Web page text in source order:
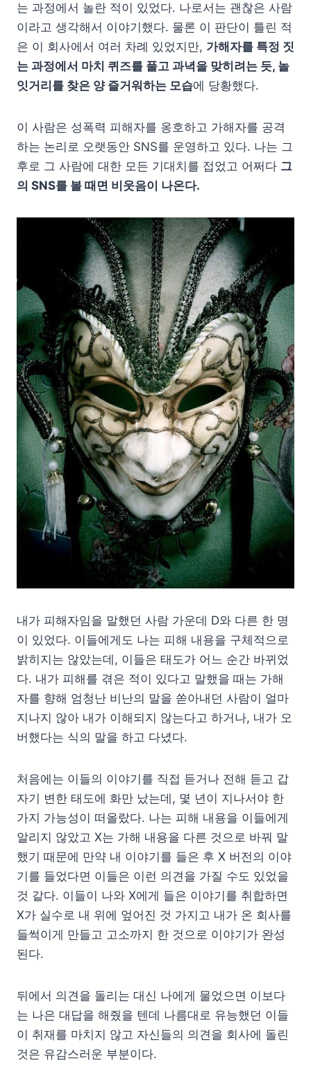
는 과정에서 놀란 적이 있었다. 나로서는 괜찮은 사람
이라고 생각해서 이야기했다. 물론 이 판단이 틀린 적
은 이 회사에서 여러 차례 있었지만, 가해자를 특정 짓
는 과정에서 마치 퀴즈를 풀고 과녁을 맞히려는 듯, 놀
잇거리를 찾은 양 즐거워하는 모습에 당황했다.
이 사람은 성폭력 피해자를 옹호하고 가해자를 공격
하는 논리로 오랫동안 SNS를 운영하고 있다. 나는 그
후로 그 사람에 대한 모든 기대치를 접었고 어쩌다 그
의 SNS를 볼 때면 비웃음이 나온다.
내가 피해자임을 말했던 사람 가운데 D와 다른 한 명
이 있었다. 이들에게도 나는 피해 내용을 구체적으로
밝히지는 않았는데, 이들은 태도가 어느 순간 바뀌었
다. 내가 피해를 겪은 적이 있다고 말했을 때는 가해
자를 향해 엄청난 비난의 말을 쏟아내던 사람이 얼마
지나지 않아 내가 이해되지 않는다고 하거나, 내가 오
버했다는 식의 말을 하고 다녔다.
처음에는 이들의 이야기를 직접 듣거나 전해 듣고 갑
자기 변한 태도에 화만 났는데, 몇 년이 지나서야 한
가지 가능성이 떠올랐다. 나는 피해 내용을 이들에게
알리지 않았고 X는 가해 내용을 다른 것으로 바꿔 말
했기 때문에 만약 내 이야기를 들은 후 X 버전의 이야
기를 들었다면 이들은 이런 의견을 가질 수도 있었을
것 같다. 이들이 나와 X에게 들은 이야기를 취합하면
X가 실수로 내 위에 엎어진 것 가지고 내가 온 회사를
들썩이게 만들고 고소까지 한 것으로 이야기가 완성
된다.
뒤에서 의견을 돌리는 대신 나에게 물었으면 이보다
는 나은 대답을 해줬을 텐데 나름대로 유능했던 이들
이 취재를 마치지 않고 자신들의 의견을 회사에 돌린
것은 유감스러운 부분이다.